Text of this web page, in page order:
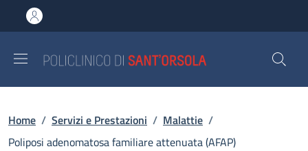
al contenuto principale
to footer content
Briciole di pane
Home / Servizi e Prestazioni / Malattie /
Poliposi adenomatosa familiare attenuata (AFAP)